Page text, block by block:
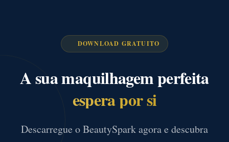
DOWNLOAD GRATUITO
A sua maquilhagem perfeita
espera por si
Descarregue o BeautySpark agora e descubra